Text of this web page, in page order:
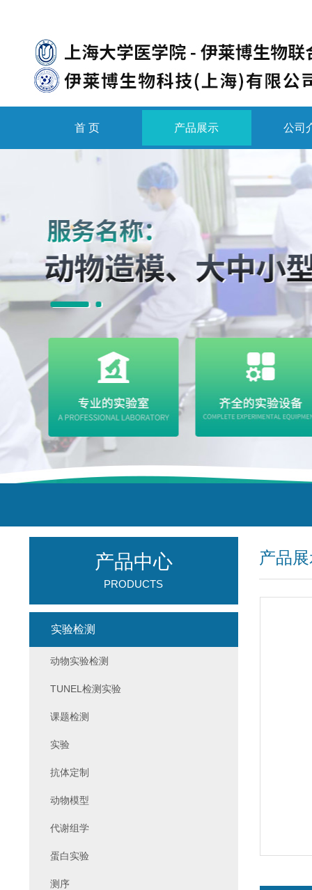
首 页 产品展示 公司
产品
产品中心
PRODUCTS
实验检测
动物实验检测
TUNEL检测实验
课题检测
实验
抗体定制
动物模型
代谢组学
蛋白实验
测序